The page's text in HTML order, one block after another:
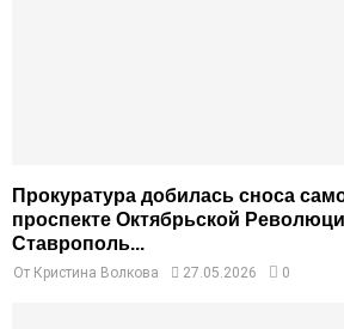
Прокуратура добилась сноса
проспекте Октябрьской
Ставрополь...
От Кристина Волкова 27.05.2026 0